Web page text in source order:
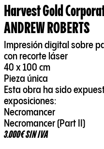
Harvest Gold
ANDREW ROBERTS
Impresión digital sobre
con recorte láser
40 x 100 cm
Pieza única
Esta obra ha sido
exposiciones:
Necromancer
Necromancer (Part II)
3.000€ SIN IVA